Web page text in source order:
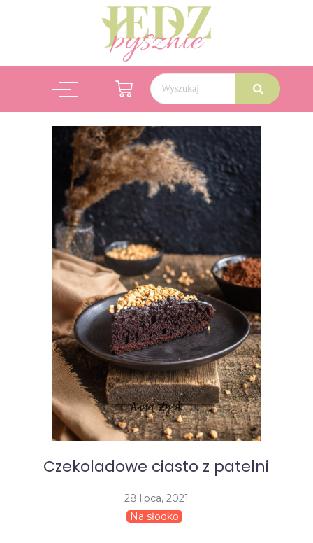
Czekoladowe ciasto z patelni
28 lipca, 2021
Na słodko